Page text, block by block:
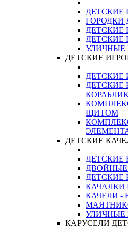
ДЕТСКИЕ
ГОРОДКИ
ДЕТСКИЕ
УЛИЧНЫЕ
ДЕТСКИЕ
ДЕТСКИЕ
ДЕТСКИЕ
ЩИТОМ
ДЕТСКИЕ
ДЕТСКИЕ
ДВОЙНЫЕ
ДЕТСКИЕ
КАЧАЛКИ
КАЧЕЛИ -
УЛИЧНЫЕ
КАРУСЕЛИ